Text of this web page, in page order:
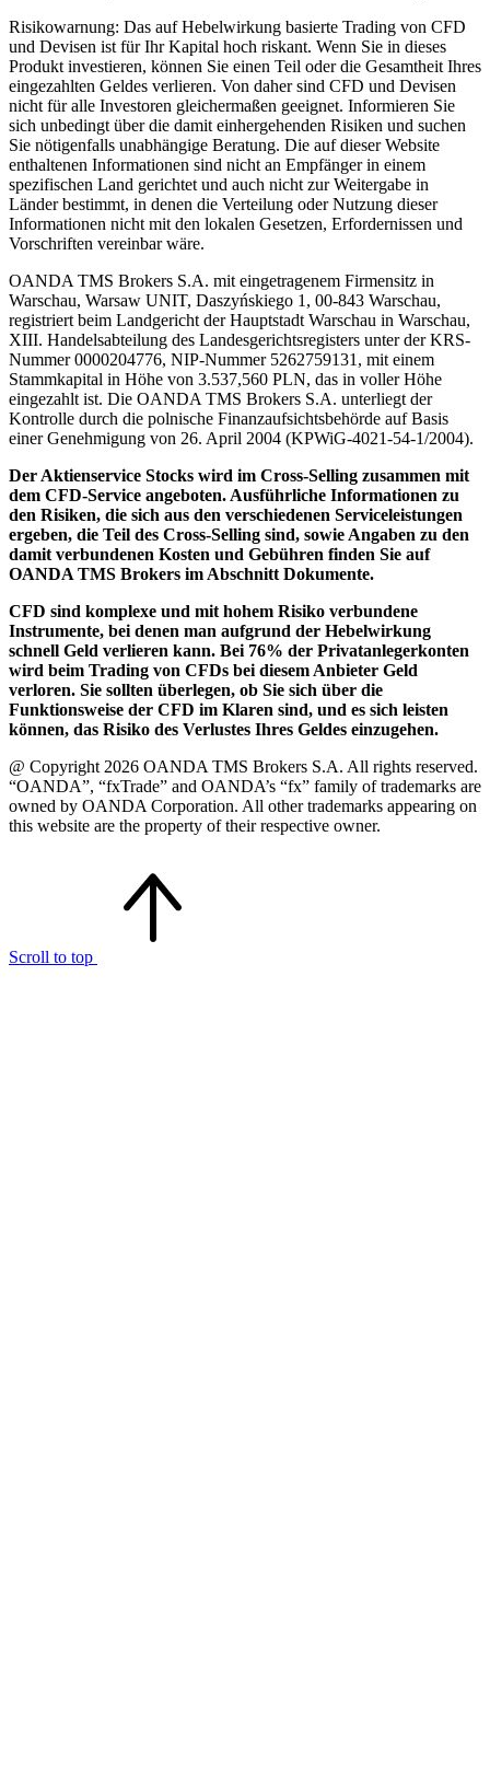
Risikowarnung: Das auf Hebelwirkung basierte Trading von CFD
und Devisen ist für Ihr Kapital hoch riskant. Wenn Sie in dieses
Produkt investieren, können Sie einen Teil oder die Gesamtheit Ihres
eingezahlten Geldes verlieren. Von daher sind CFD und Devisen
nicht für alle Investoren gleichermaßen geeignet. Informieren Sie
sich unbedingt über die damit einhergehenden Risiken und suchen
Sie nötigenfalls unabhängige Beratung. Die auf dieser Website
enthaltenen Informationen sind nicht an Empfänger in einem
spezifischen Land gerichtet und auch nicht zur Weitergabe in
Länder bestimmt, in denen die Verteilung oder Nutzung dieser
Informationen nicht mit den lokalen Gesetzen, Erfordernissen und
Vorschriften vereinbar wäre.
OANDA TMS Brokers S.A. mit eingetragenem Firmensitz in
Warschau, Warsaw UNIT, Daszyńskiego 1, 00-843 Warschau,
registriert beim Landgericht der Hauptstadt Warschau in Warschau,
XIII. Handelsabteilung des Landesgerichtsregisters unter der KRS-
Nummer 0000204776, NIP-Nummer 5262759131, mit einem
Stammkapital in Höhe von 3.537,560 PLN, das in voller Höhe
eingezahlt ist. Die OANDA TMS Brokers S.A. unterliegt der
Kontrolle durch die polnische Finanzaufsichtsbehörde auf Basis
einer Genehmigung von 26. April 2004 (KPWiG-4021-54-1/2004).
Der Aktienservice Stocks wird im Cross-Selling zusammen mit
dem CFD-Service angeboten. Ausführliche Informationen zu
den Risiken, die sich aus den verschiedenen Serviceleistungen
ergeben, die Teil des Cross-Selling sind, sowie Angaben zu den
damit verbundenen Kosten und Gebühren finden Sie auf
OANDA TMS Brokers im Abschnitt Dokumente.
CFD sind komplexe und mit hohem Risiko verbundene
Instrumente, bei denen man aufgrund der Hebelwirkung
schnell Geld verlieren kann. Bei 76% der Privatanlegerkonten
wird beim Trading von CFDs bei diesem Anbieter Geld
verloren. Sie sollten überlegen, ob Sie sich über die
Funktionsweise der CFD im Klaren sind, und es sich leisten
können, das Risiko des Verlustes Ihres Geldes einzugehen.
@ Copyright 2026 OANDA TMS Brokers S.A. All rights reserved.
“OANDA”, “fxTrade” and OANDA’s “fx” family of trademarks are
owned by OANDA Corporation. All other trademarks appearing on
this website are the property of their respective owner.
Scroll to top